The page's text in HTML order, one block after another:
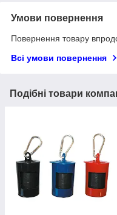
Умови повернення
Повернення товару
Всі умови повернення
Подібні товари